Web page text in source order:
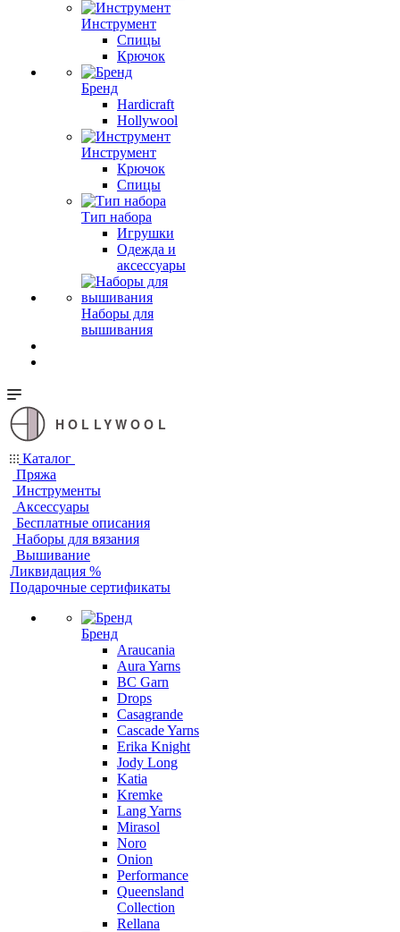
Инструмент
Спицы
Крючок
Бренд
Hardicraft
Hollywool
Инструмент
Крючок
Спицы
Тип набора
Игрушки
Одежда и
аксессуары
Наборы для
вышивания
HOLLYWOOL
Каталог
Пряжа
Инструменты
Аксессуары
Бесплатные описания
Наборы для вязания
Вышивание
Ликвидация %
Подарочные сертификаты
Бренд
Araucania
Aura Yarns
BC Garn
Drops
Casagrande
Cascade Yarns
Erika Knight
Jody Long
Katia
Kremke
Lang Yarns
Mirasol
Noro
Onion
Performance
Queensland
Collection
Rellana